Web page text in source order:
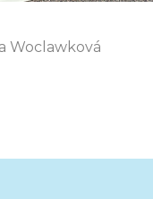
Woclawková